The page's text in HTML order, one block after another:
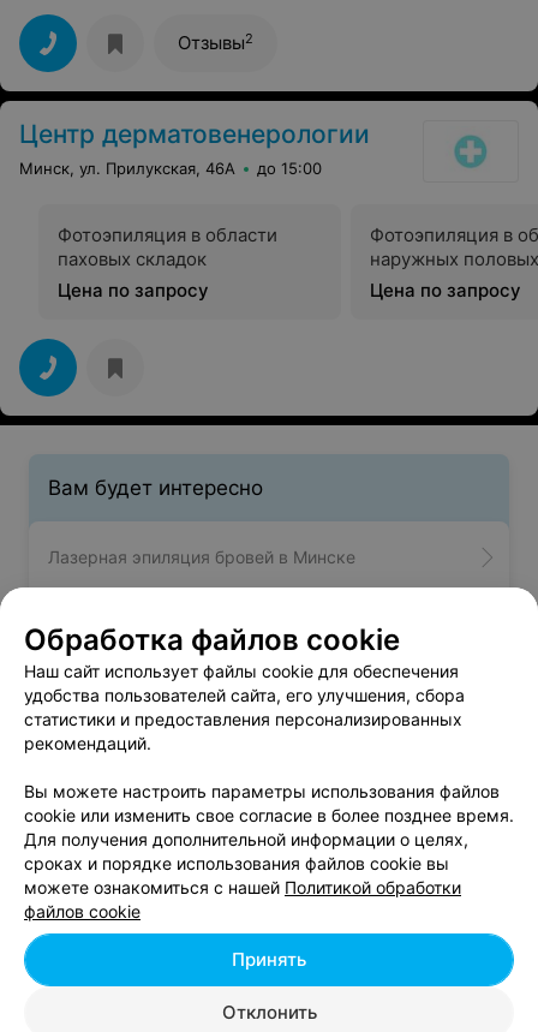
сделали массаж и обёртывание,все понравилось,
уютная обстановка, доброжелательный персонал,
спасибо большое!
Отзывы2
Центр дерматовенерологии
Минск, ул. Прилукская, 46А до 15:00
Фотоэпиляция в области
паховых складок
Цена по запросу
Фотоэпиляция в
наружных
Цена по запросу
Вам будет интересно
Лазерная эпиляция бровей в Минске
Депиляция подмышечных впадин в Минске
Безоперационная ринопластика в Минске
Фотоэпиляция бикини - цена в Минске
Фотоэпиляция в области бикини
от 60 руб.
Фотоэпиляция зоны бикини
Фотоэпиляция зоны глубокого бикини
Фотоэпиляция области бикини
Обработка файлов cookie
Наш сайт использует файлы cookie для обеспечения
удобства пользователей сайта, его улучшения, сбора
статистики и предоставления персонализированных
рекомендаций.
Вы можете настроить параметры использования файлов
cookie или изменить свое согласие в более позднее время.
Для получения дополнительной информации о целях,
сроках и порядке использования файлов cookie вы
можете ознакомиться с нашей Политикой обработки
файлов cookie
Отклонить
Принять